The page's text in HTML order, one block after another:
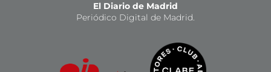
El Diario de Madrid
Periódico Digital de Madrid.